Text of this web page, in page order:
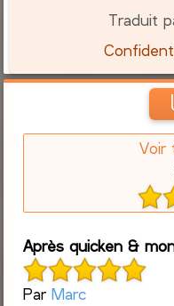
Traduit
Voir
Après quicken &
ParMarc